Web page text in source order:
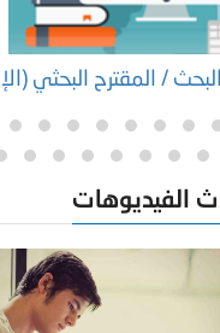
/ المقترح البحثي
الفيديوهات